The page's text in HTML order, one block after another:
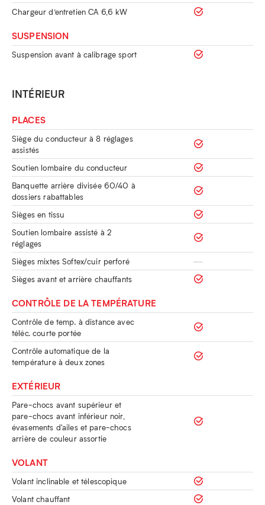
Chargeur d’entretien CA 6,6 kW
SUSPENSION
Suspension avant à calibrage sport
INTÉRIEUR
PLACES
Siège du conducteur à 8 réglages
assistés
Soutien lombaire du conducteur
Banquette arrière divisée 60/40 à
dossiers rabattables
Sièges en tissu
Soutien lombaire assisté à 2
réglages
Sièges mixtes Softex/cuir perforé
Sièges avant et arrière chauffants
CONTRÔLE DE LA TEMPÉRATURE
Contrôle de temp. à distance avec
téléc. courte portée
Contrôle automatique de la
température à deux zones
EXTÉRIEUR
Pare-chocs avant supérieur et
pare-chocs avant inférieur noir,
évasements d'ailes et pare-chocs
arrière de couleur assortie
VOLANT
Volant inclinable et télescopique
Volant chauffant